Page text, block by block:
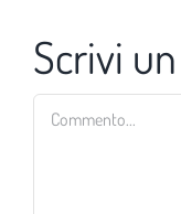
Scrivi
Commento